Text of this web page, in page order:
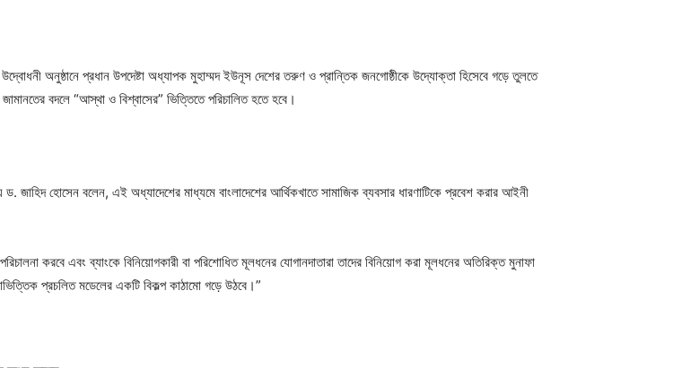
অনুষ্ঠানে প্রধান উপদেষ্টা অধ্যাপক মুহাম্মদ ইউনূস দেশের তরুণ ও প্রান্তিক জনগোষ্ঠীকে উদ্যোক্তা হিসেবে গড়ে তুলতে
বদলে “আস্থা ও বিশ্বাসের” ভিত্তিতে পরিচালিত হতে হবে।
জাহিদ হোসেন বলেন, এই অধ্যাদেশের মাধ্যমে বাংলাদেশের আর্থিকখাতে সামাজিক ব্যবসার ধারণাটিকে প্রবেশ করার আইনী
করবে এবং ব্যাংকে বিনিয়োগকারী বা পরিশোধিত মূলধনের যোগানদাতারা তাদের বিনিয়োগ করা মূলধনের অতিরিক্ত মুনাফা
প্রচলিত মডেলের একটি বিকল্প কাঠামো গড়ে উঠবে।”